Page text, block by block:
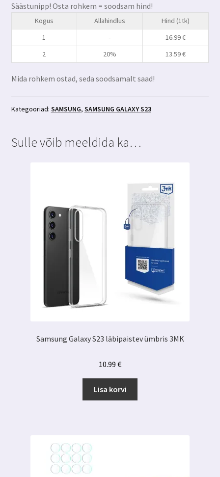
3mk
Hardglass
Max+aplikaator
kogus
Säästunipp! Osta rohkem = soodsam hind!
Kogus Allahindlus
Hind (1tk)
1
- 16.99€
2
20% 13.59€
Mida rohkem ostad, seda soodsamalt saad!
Kategooriad: SAMSUNG, SAMSUNG GALAXY S23
Sulle võib meeldida ka…
Samsung Galaxy S23 läbipaistev ümbris 3MK
10.99 €
Lisa korvi